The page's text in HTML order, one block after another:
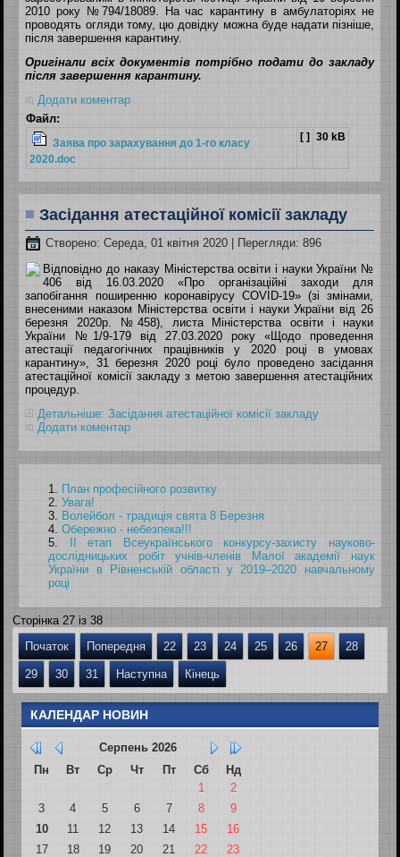
2010 року №794/18089. На час карантину в амбулаторіях не
проводять оглядитому, цю довідку можна буде надати пізніше,
після завершення карантину.
Оригінали всіх документів потрібно подати до закладу
після завершення карантину.
Додати коментар
Файл:
Заява про зарахування до 1-го класу
2020.doc
[ ] 30 kB
Засідання атестаційної комісії закладу
Створено: Середа, 01 квітня 2020 | Перегляди: 896
Відповідно до наказу Міністерства освіти і науки України №
406 від 16.03.2020 «Про організаційні заходи для
запобігання поширенню коронавірусу COVID-19» (зі змінами,
внесеними наказом Міністерства освіти і науки України від 26
березня 2020р. №458), листа Міністерства освіти і науки
України №1/9-179 від 27.03.2020 року «Щодо проведення
атестації педагогічних працівників у 2020 році в умовах
карантину», 31 березня 2020 році було проведено засідання
атестаційної комісії закладу з метою завершення атестаційних
процедур.
Детальніше: Засідання атестаційної комісії закладу
Додати коментар
План професійного розвитку
Увага!
Волейбол - традиція свята 8 Березня
Обережно - небезпека!!!
ІІ етап Всеукраїнського конкурсу-захисту науково-
дослідницьких робіт учнів-членів Малої академії наук
України в Рівненській області у 2019–2020 навчальному
році
Сторінка 27 із 38
Початок
Попередня 22 23 24 25 26 27 28
29 30 31 Наступна Кінець
КАЛЕНДАР НОВИН
Серпень 2026
Пн
Вт Ср Чт Пт Сб
Нд
1
2
3
4 5 6 7 8
9
10
11 12 13 14 15
16
17
18 19 20 21 22
23